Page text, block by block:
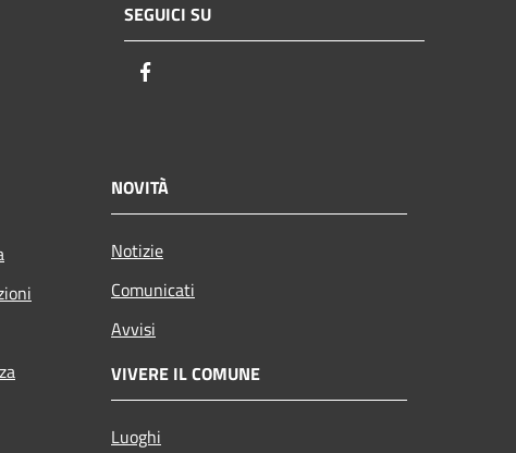
SEGUICI SU
NOVITÀ
Notizie
Comunicati
Avvisi
VIVERE IL COMUNE
Luoghi